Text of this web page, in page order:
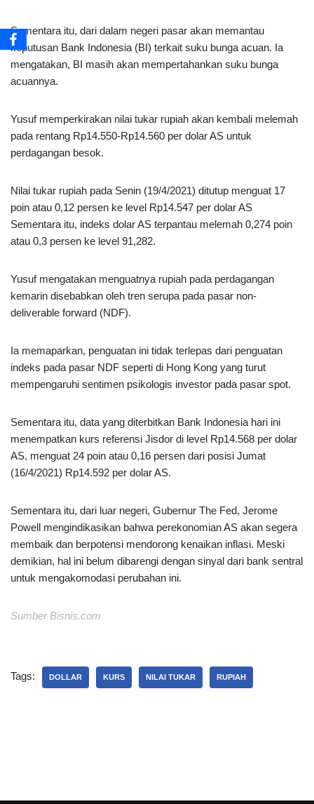
Sementara itu, dari dalam negeri pasar akan memantau
keputusan Bank Indonesia (BI) terkait suku bunga acuan. Ia
mengatakan, BI masih akan mempertahankan suku bunga
acuannya.
Yusuf memperkirakan nilai tukar rupiah akan kembali melemah
pada rentang Rp14.550-Rp14.560 per dolar AS untuk
perdagangan besok.
Nilai tukar rupiah pada Senin (19/4/2021) ditutup menguat 17
poin atau 0,12 persen ke level Rp14.547 per dolar AS
Sementara itu, indeks dolar AS terpantau melemah 0,274 poin
atau 0,3 persen ke level 91,282.
Yusuf mengatakan menguatnya rupiah pada perdagangan
kemarin disebabkan oleh tren serupa pada pasar non-
deliverable forward (NDF).
Ia memaparkan, penguatan ini tidak terlepas dari penguatan
indeks pada pasar NDF seperti di Hong Kong yang turut
mempengaruhi sentimen psikologis investor pada pasar spot.
Sementara itu, data yang diterbitkan Bank Indonesia hari ini
menempatkan kurs referensi Jisdor di level Rp14.568 per dolar
AS, menguat 24 poin atau 0,16 persen dari posisi Jumat
(16/4/2021) Rp14.592 per dolar AS.
Sementara itu, dari luar negeri, Gubernur The Fed, Jerome
Powell mengindikasikan bahwa perekonomian AS akan segera
membaik dan berpotensi mendorong kenaikan inflasi. Meski
demikian, hal ini belum dibarengi dengan sinyal dari bank sentral
untuk mengakomodasi perubahan ini.
Sumber Bisnis.com
Tags: DOLLAR KURS NILAI TUKAR RUPIAH